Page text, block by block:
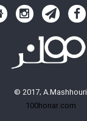
© 2017, A.Mashhouri
100honar.com